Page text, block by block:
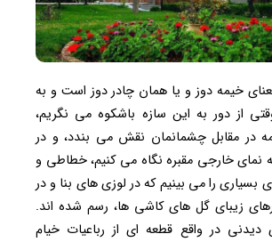
خیمه دوز و یا همان چادر دوز است و به
از دور به این سازه باشکوه می نگریم،
در مقابل چشمانمان نقش می بندد، و در
نمای خارجی مقبره نگاه می کنیم، خطاطی و
بسیاری را می بینیم که در لوزی های بنا و در
زیبای گل های کاشی ها، رسم شده اند.
در واقع قطعه ای از رباعیات خیام